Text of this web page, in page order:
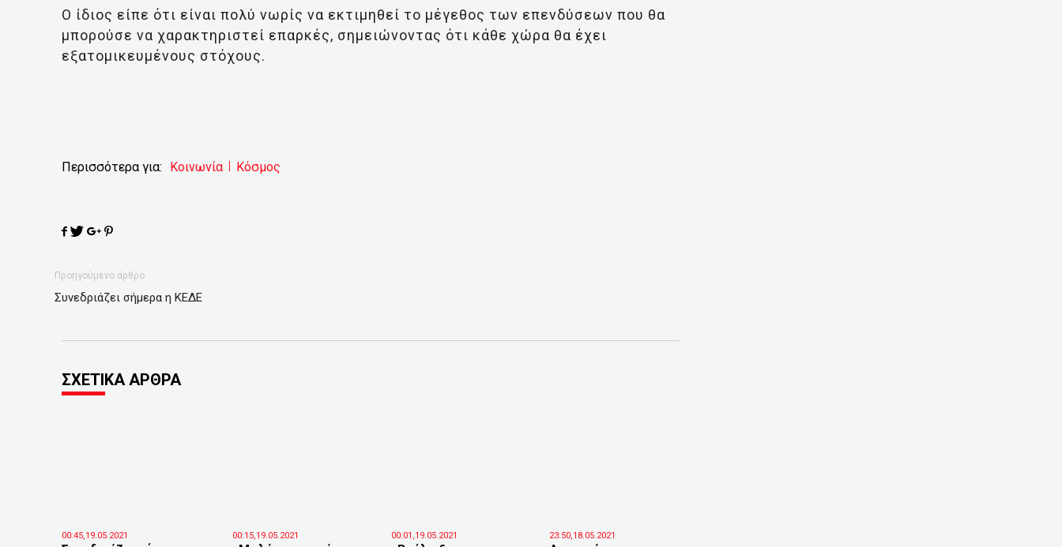
Ο ίδιος είπε ότι είναι πολύ νωρίς να εκτιμηθεί το μέγεθος των επενδύσεων που θα
μπορούσε να χαρακτηριστεί επαρκές, σημειώνοντας ότι κάθε χώρα θα έχει
εξατομικευμένους στόχους.
Περισσότερα για: Κοινωνία Κόσμος
Προηγούμενο άρθρο
Συνεδριάζει σήμερα η ΚΕΔΕ
ΣΧΕΤΙΚΑ ΑΡΘΡΑ
00:45,19.05.2021 00:15,19.05.2021 00:01,19.05.2021 23:50,18.05.2021